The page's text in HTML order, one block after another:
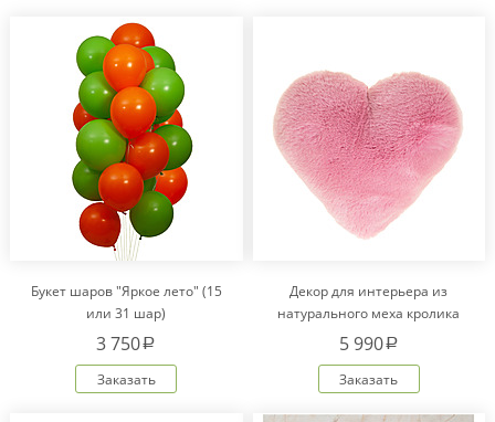
Букет шаров "Яркое лето" (15
или 31 шар)
3 750a
Заказать
Декор для интерьера из
натурального меха кролика
Рекс "Сердце" IM20601
5 990a
Заказать